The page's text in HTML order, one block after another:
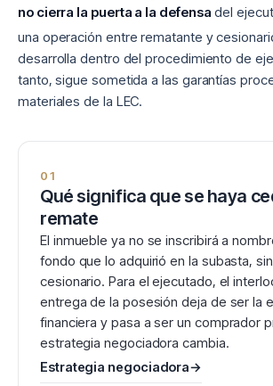
no cierra la puerta a la defensa del
una operación entre rematante y
desarrolla dentro del procedimiento de
tanto, sigue sometida a las garantías
materiales de la LEC.
01
Qué significa que se haya
remate
El inmueble ya no se inscribirá a
fondo que lo adquirió en la subasta,
cesionario. Para el ejecutado, el
entrega de la posesión deja de ser la
financiera y pasa a ser un comprador
estrategia negociadora cambia.
Estrategia negociadora→